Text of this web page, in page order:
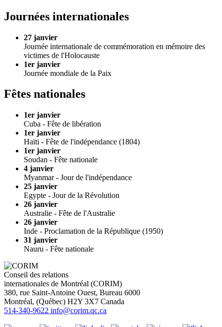
Journées internationales
27 janvier
Journée internationale de commémoration en mémoire des
victimes de l'Holocauste
1er janvier
Journée mondiale de la Paix
Fêtes nationales
1er janvier
Cuba - Fête de libération
1er janvier
Haïti - Fête de l'indépendance (1804)
1er janvier
Soudan - Fête nationale
4 janvier
Myanmar - Jour de l'indépendance
25 janvier
Egypte - Jour de la Révolution
26 janvier
Australie - Fête de l'Australie
26 janvier
Inde - Proclamation de la République (1950)
31 janvier
Nauru - Fête nationale
Conseil des relations
internationales de Montréal (CORIM)
380, rue Saint-Antoine Ouest, Bureau 6000
Montréal, (Québec) H2Y 3X7 Canada
514-340-9622 info@corim.qc.ca